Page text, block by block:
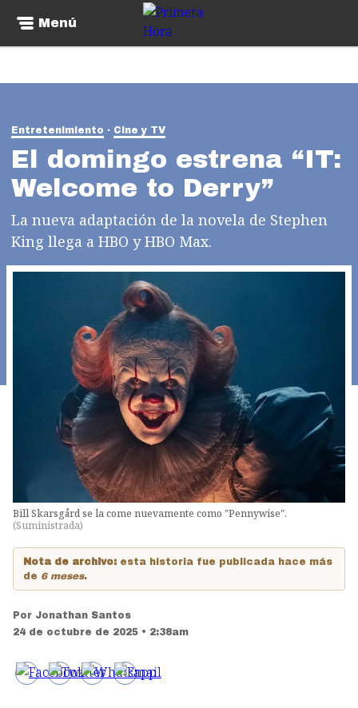
Menú
Entretenimiento Cine y TV
El domingo estrena “IT:
Welcome to Derry”
La nueva adaptación de la novela de Stephen
King llega a HBO y HBO Max.
Bill Skarsgård se la come nuevamente como "Pennywise".
(Suministrada)
Nota de archivo: esta historia fue publicada hace más
de 6 meses.
Por Jonathan Santos
24 de octubre de 2025 • 2:38am